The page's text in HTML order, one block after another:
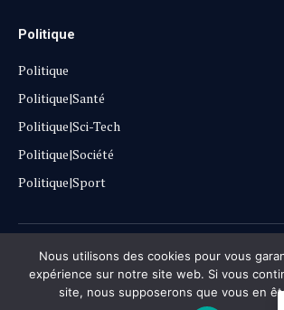
Politique
Politique
Politique|Santé
Politique|Sci-Tech
Politique|Société
Politique|Sport
Copyright © 2025Lehautpanel
Confidentialité Contact
Nous utilisons des cookies pour vous
expérience sur notre site web. Si vous
site, nous supposerons que vous en